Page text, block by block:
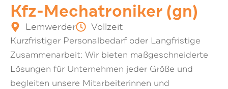
Kfz-Mechatroniker (gn)
Lemwerder Vollzeit
Kurzfristiger Personalbedarf oder Langfristige
Zusammenarbeit: Wir bieten maßgeschneiderte
Lösungen für Unternehmen jeder Größe und
begleiten unsere Mitarbeiterinnen und